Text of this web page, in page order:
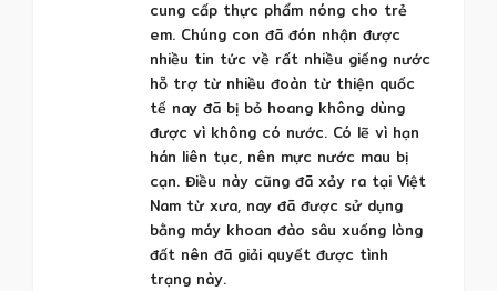
cung cấp thực phẩm nóng cho trẻ
em. Chúng con đã đón nhận được
nhiều tin tức về rất nhiều giếng nước
hỗ trợ từ nhiều đoàn từ thiện quốc
tế nay đã bị bỏ hoang không dùng
được vì không có nước. Có lẽ vì hạn
hán liên tục, nên mực nước mau bị
cạn. Điều này cũng đã xảy ra tại Việt
Nam từ xưa, nay đã được sử dụng
bằng máy khoan đào sâu xuống lòng
đất nên đã giải quyết được tình
trạng này.